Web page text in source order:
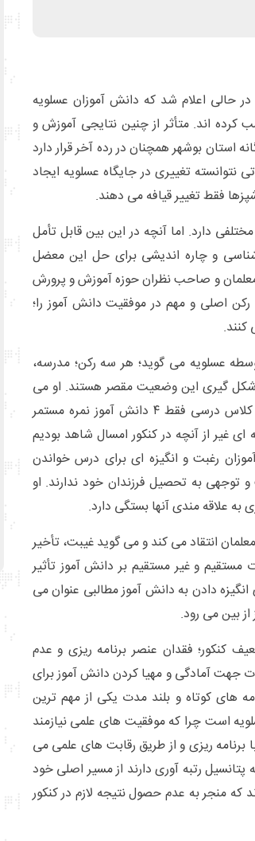
نتایج اولیه آزمون سراسری کنکور سال ۹۸ در حالی اعلام شد که دانش آموزان عسلویه
کرده اند. متأثر از چنین نتایجی آموزش و
استان بوشهر همچنان در رده آخر قرار دارد
نتوانسته تغییری در جایگاه عسلویه ایجاد
فقط تغییر قیافه می دهند.
دارد. اما آنچه در این بین قابل تأمل
و چاره اندیشی برای حل این معضل
و صاحب نظران حوزه آموزش و پرورش
رکن اصلی و مهم در موفقیت دانش آموز را؛
عسلویه می گوید؛ هر سه رکن؛ مدرسه،
گیری این وضعیت مقصر هستند. او می
گوید؛ زمانیکه از تعداد ۱۷ دانش آموز یک کلاس درسی فقط ۴ دانش آموز نمره مستمر
ای غیر از آنچه در کنکور امسال شاهد بودیم
رغبت و انگیزه ای برای درس خواندن
توجهی به تحصیل فرزندان خود ندارند. او
به علاقه مندی آنها بستگی دارد.
انتقاد می کند و می گوید غیبت، تأخیر
و غیر مستقیم بر دانش آموز تأثیر
دادن به دانش آموز مطالبی عنوان می
بین می رود.
کنکور؛ فقدان عنصر برنامه ریزی و عدم
جهت آمادگی و مهیا کردن دانش آموز برای
های کوتاه و بلند مدت یکی از مهم ترین
است چرا که موفقیت های علمی نیازمند
ریزی و از طریق رقابت های علمی می
رتبه آوری دارند از مسیر اصلی خود
منجر به عدم حصول نتیجه لازم در کنکور